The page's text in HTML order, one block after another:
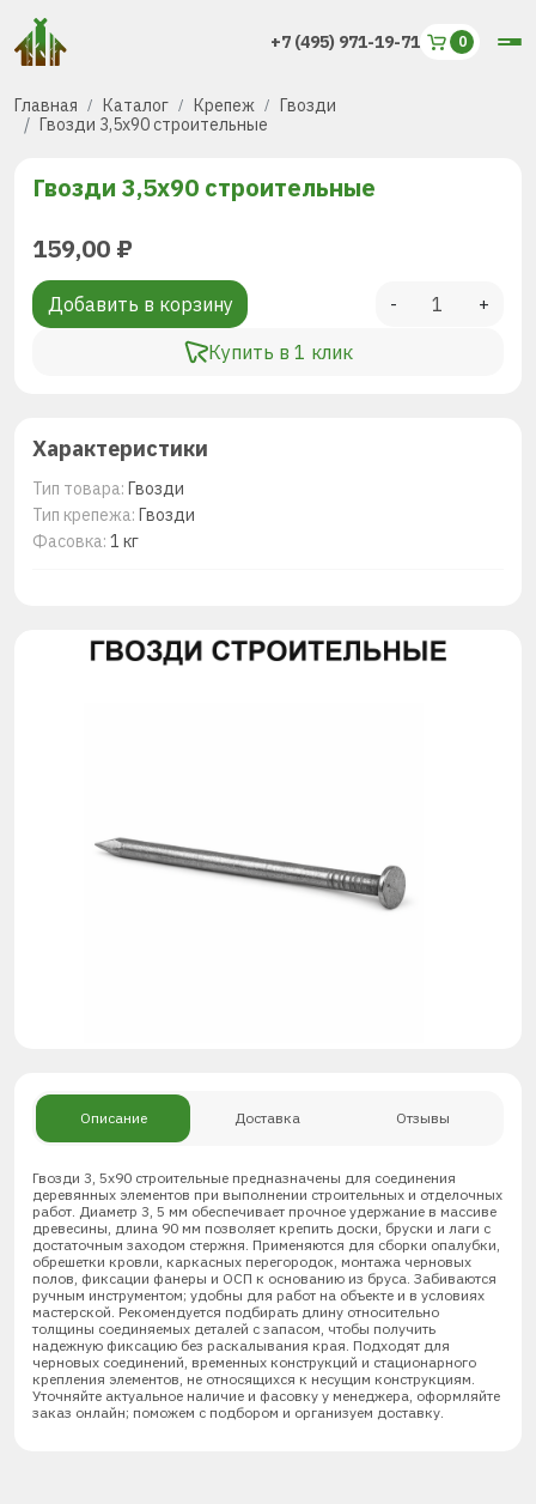
+7 (495) 971-19-71
Главная Каталог Крепеж
Гвозди
Гвозди 3,5х90 строительные
Гвозди 3,5х90 строительные
159,00 ₽
Добавить в корзину
Купить в 1 клик
- +
Характеристики
Тип товара: Гвозди
Тип крепежа: Гвозди
Фасовка: 1 кг
Описание Доставка Отзывы
Гвозди 3, 5х90 строительные предназначены для соединения
деревянных элементов при выполнении строительных и отделочных
работ. Диаметр 3, 5 мм обеспечивает прочное удержание в массиве
древесины, длина 90 мм позволяет крепить доски, бруски и лаги с
достаточным заходом стержня. Применяются для сборки опалубки,
обрешетки кровли, каркасных перегородок, монтажа черновых
полов, фиксации фанеры и ОСП к основанию из бруса. Забиваются
ручным инструментом; удобны для работ на объекте и в условиях
мастерской. Рекомендуется подбирать длину относительно
толщины соединяемых деталей с запасом, чтобы получить
надежную фиксацию без раскалывания края. Подходят для
черновых соединений, временных конструкций и стационарного
крепления элементов, не относящихся к несущим конструкциям.
Уточняйте актуальное наличие и фасовку у менеджера, оформляйте
заказ онлайн; поможем с подбором и организуем доставку.